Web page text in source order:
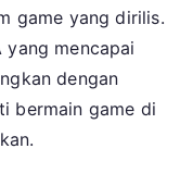
game yang dirilis.
yang mencapai
dengan
bermain game di